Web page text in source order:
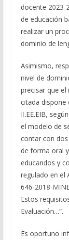
docente 2023-
de educación
realizar un
dominio de
Asimismo,
nivel de
precisar que el
citada dispone
II.EE.EIB,
el modelo de
contar con
de forma oral
educandos y
regulado en el
646-2018-
Estos
Evaluación…”.
Es oportuno